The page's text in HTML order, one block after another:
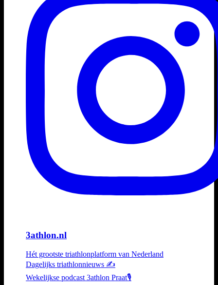
3athlon.nl
Hét grootste triathlonplatform van Nederland
Dagelijks triathlonnieuws ✍️
Wekelijkse podcast 3athlon Praat🎙️